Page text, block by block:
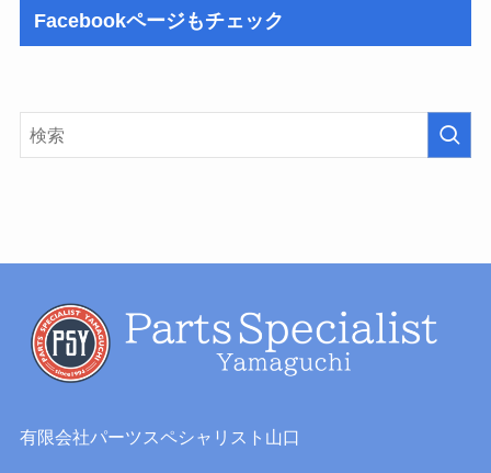
Facebookページもチェック
有限会社パーツスペシャリスト山口